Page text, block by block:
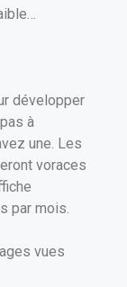
développer
à
une. Les
voraces
par mois.
vues